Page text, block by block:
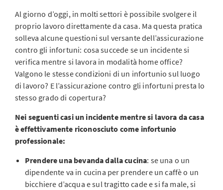
Al giorno d’oggi, in molti settori è possibile svolgere il
proprio lavoro direttamente da casa. Ma questa pratica
solleva alcune questioni sul versante dell’assicurazione
contro gli infortuni: cosa succede se un incidente si
verifica mentre si lavora in modalità home office?
Valgono le stesse condizioni di un infortunio sul luogo
di lavoro? E l’assicurazione contro gli infortuni presta lo
stesso grado di copertura?
Nei seguenti casi un incidente mentre si lavora da casa
è effettivamente riconosciuto come infortunio
professionale:
Prendere una bevanda dalla cucina: se una o un
dipendente va in cucina per prendere un caffè o un
bicchiere d’acqua e sul tragitto cade e si fa male, si